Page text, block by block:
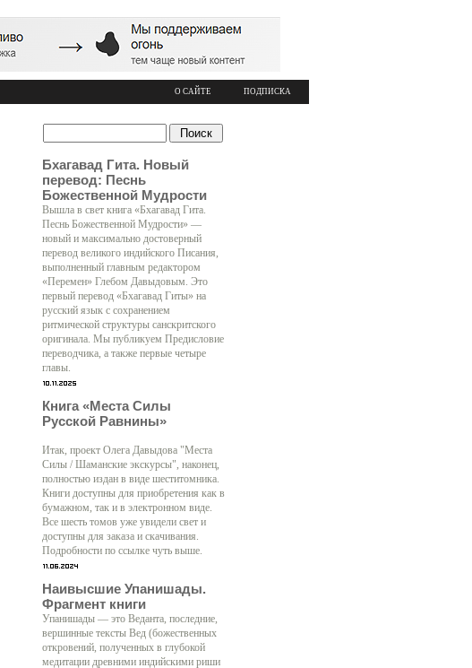
О САЙТЕ ПОДПИСКА
Бхагавад Гита. Новый
перевод: Песнь
Божественной Мудрости
Вышла в свет книга «Бхагавад Гита.
Песнь Божественной Мудрости» —
новый и максимально достоверный
перевод великого индийского Писания,
выполненный главным редактором
«Перемен» Глебом Давыдовым. Это
первый перевод «Бхагавад Гиты» на
русский язык с сохранением
ритмической структуры санскритского
оригинала. Мы публикуем Предисловие
переводчика, а также первые четыре
главы.
Книга «Места Силы
Русской Равнины»
Итак, проект Олега Давыдова "Места
Силы / Шаманские экскурсы", наконец,
полностью издан в виде шеститомника.
Книги доступны для приобретения как в
бумажном, так и в электронном виде.
Все шесть томов уже увидели свет и
доступны для заказа и скачивания.
Подробности по ссылке чуть выше.
Наивысшие Упанишады.
Фрагмент книги
Упанишады — это Веданта, последние,
вершинные тексты Вед (божественных
откровений, полученных в глубокой
медитации древними индийскими риши